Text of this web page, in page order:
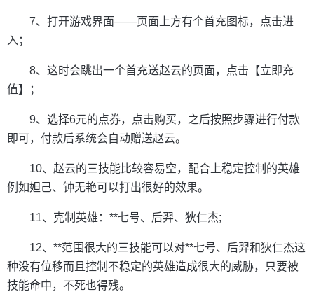
7、打开游戏界面——页面上方有个首充图标，点击进
入；
8、这时会跳出一个首充送赵云的页面，点击【立即充
值】；
9、选择6元的点券，点击购买，之后按照步骤进行付款
即可，付款后系统会自动赠送赵云。
10、赵云的三技能比较容易空，配合上稳定控制的英雄
例如妲己、钟无艳可以打出很好的效果。
11、克制英雄：**七号、后羿、狄仁杰;
12、**范围很大的三技能可以对**七号、后羿和狄仁杰这
种没有位移而且控制不稳定的英雄造成很大的威胁，只要被
技能命中，不死也得残。